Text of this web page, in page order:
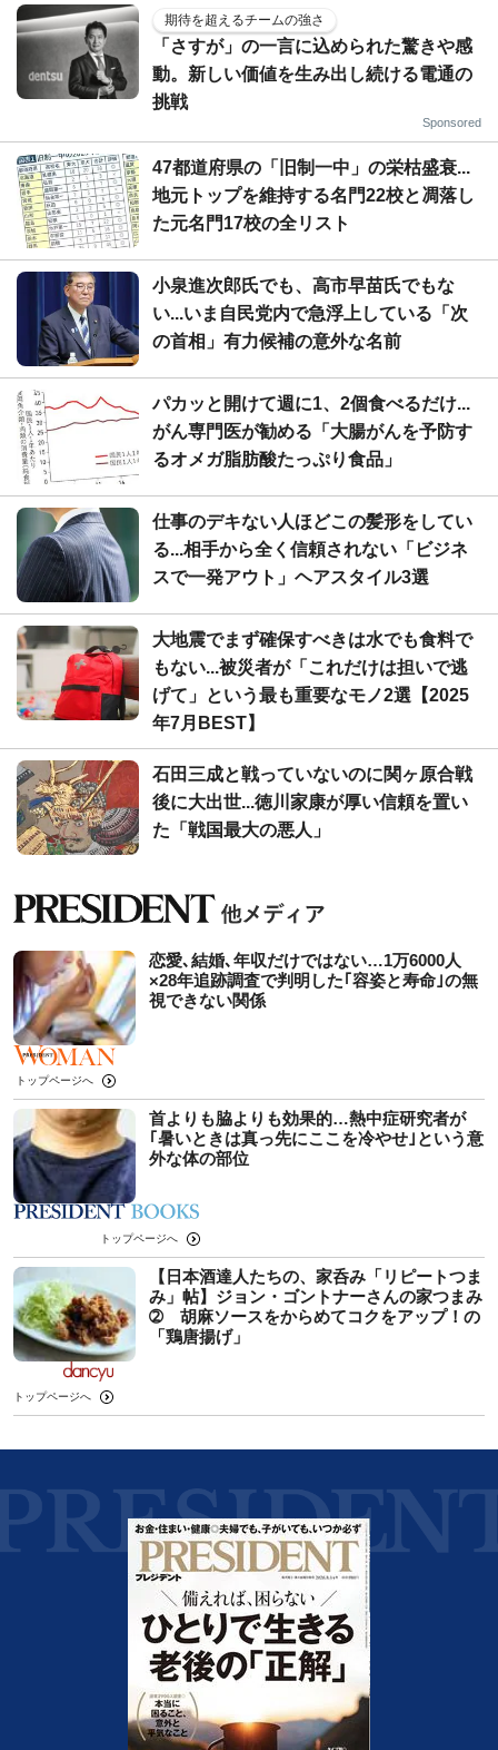
期待を超えるチームの強さ
「さすが」の一言に込められた驚きや感
動。新しい価値を生み出し続ける電通の
挑戦
Sponsored
47都道府県の「旧制一中」の栄枯盛衰...
地元トップを維持する名門22校と凋落し
た元名門17校の全リスト
小泉進次郎氏でも、高市早苗氏でもな
い...いま自民党内で急浮上している「次
の首相」有力候補の意外な名前
パカッと開けて週に1、2個食べるだけ...
がん専門医が勧める「大腸がんを予防す
るオメガ脂肪酸たっぷり食品」
仕事のデキない人ほどこの髪形をしてい
る...相手から全く信頼されない「ビジネ
スで一発アウト」ヘアスタイル3選
大地震でまず確保すべきは水でも食料で
もない...被災者が「これだけは担いで逃
げて」という最も重要なモノ2選【2025
年7月BEST】
石田三成と戦っていないのに関ヶ原合戦
後に大出世...徳川家康が厚い信頼を置い
た「戦国最大の悪人」
恋愛､結婚､年収だけではない…1万6000人
×28年追跡調査で判明した｢容姿と寿命｣の無
視できない関係
トップページへ
首よりも脇よりも効果的…熱中症研究者が
｢暑いときは真っ先にここを冷やせ｣という意
外な体の部位
トップページへ
【日本酒達人たちの、家呑み「リピートつま
み」帖】ジョン・ゴントナーさんの家つまみ
➁ 胡麻ソースをからめてコクをアップ！の
「鶏唐揚げ」
トップページへ